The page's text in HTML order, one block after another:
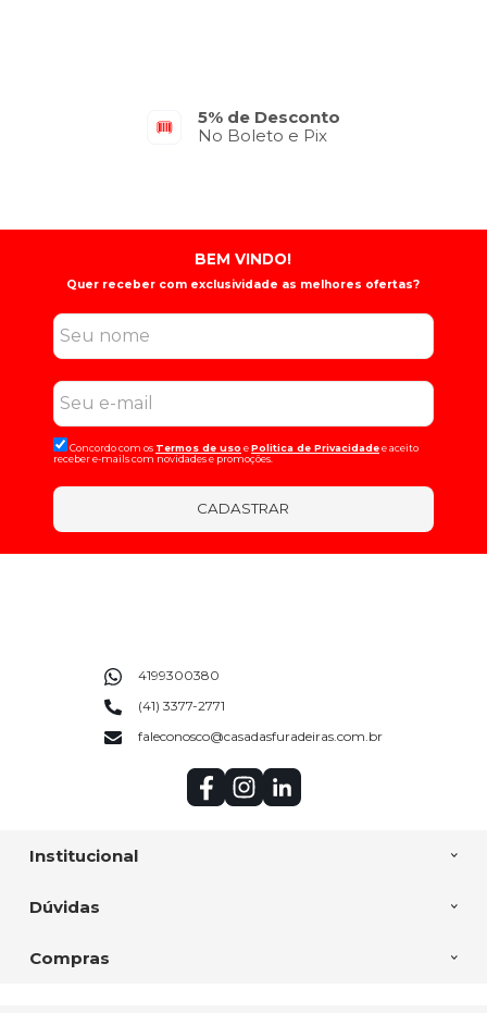
5% de Desconto
No Boleto e Pix
BEM VINDO!
Quer receber com exclusividade as melhores ofertas?
Concordo com os Termos de uso ePolitica de Privacidadee aceito
receber e-mails com novidades e promoções.
CADASTRAR
Institucional
Dúvidas
Compras
4199300380
(41) 3377-2771
faleconosco@casadasfuradeiras.com.br